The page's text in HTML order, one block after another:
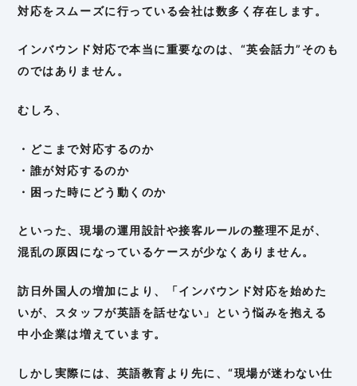
対応をスムーズに行っている会社は数多く存在します。
インバウンド対応で本当に重要なのは、“英会話力”そのも
のではありません。
むしろ、
・どこまで対応するのか
・誰が対応するのか
・困った時にどう動くのか
といった、現場の運用設計や接客ルールの整理不足が、
混乱の原因になっているケースが少なくありません。
訪日外国人の増加により、「インバウンド対応を始めた
いが、スタッフが英語を話せない」という悩みを抱える
中小企業は増えています。
しかし実際には、英語教育より先に、“現場が迷わない仕